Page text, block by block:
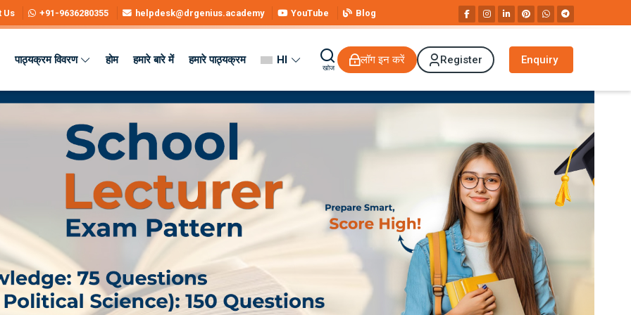
Us +91-9636280355 helpdesk@drgenius.academy YouTube Blog
पाठ्यक्रम विवरण होम हमारे बारे में हमारे पाठ्यक्रम HI
खोज
लॉग इन करें Register Enquiry
Syllabus, Dates & Preparation
Dates & Preparation